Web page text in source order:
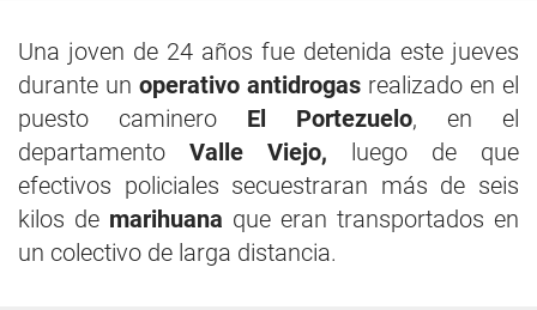
Una joven de 24 años fue detenida este jueves
durante un operativo antidrogas realizado en el
puesto caminero El Portezuelo, en el
departamento Valle Viejo, luego de que
efectivos policiales secuestraran más de seis
kilos de marihuana que eran transportados en
un colectivo de larga distancia.